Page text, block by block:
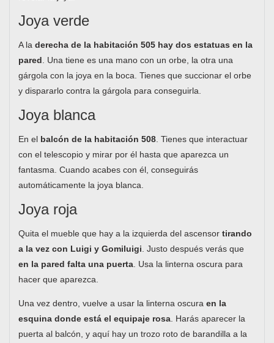
Joya verde
A la derecha de la habitación 505 hay dos estatuas en la
pared . Una tiene es una mano con un orbe, la otra una
gárgola con la joya en la boca. Tienes que succionar el orbe
y dispararlo contra la gárgola para conseguirla.
Joya blanca
En el balcón de la habitación 508 . Tienes que interactuar
con el telescopio y mirar por él hasta que aparezca un
fantasma. Cuando acabes con él, conseguirás
automáticamente la joya blanca.
Joya roja
Quita el mueble que hay a la izquierda del ascensor tirando
a la vez con Luigi y Gomiluigi . Justo después verás que
en la pared falta una puerta . Usa la linterna oscura para
hacer que aparezca.
Una vez dentro, vuelve a usar la linterna oscura en la
esquina donde está el equipaje rosa . Harás aparecer la
puerta al balcón, y aquí hay un trozo roto de barandilla a la